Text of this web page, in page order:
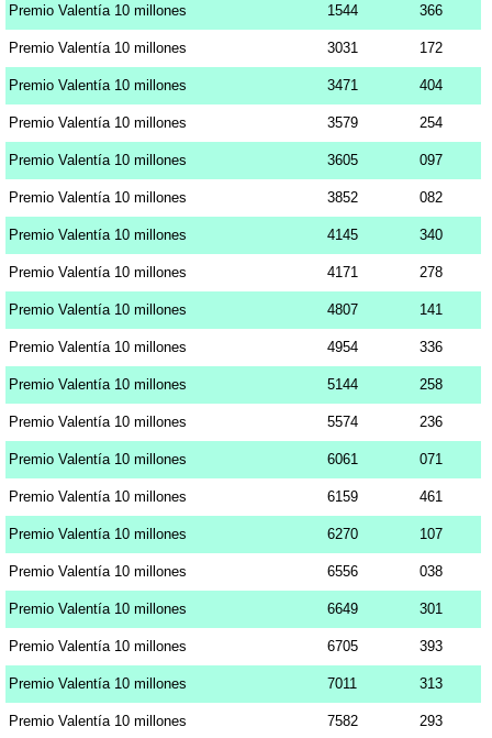
Premio Valentía 10 millones 1544 366
Premio Valentía 10 millones 3031 172
Premio Valentía 10 millones 3471 404
Premio Valentía 10 millones 3579 254
Premio Valentía 10 millones 3605 097
Premio Valentía 10 millones 3852 082
Premio Valentía 10 millones 4145 340
Premio Valentía 10 millones 4171 278
Premio Valentía 10 millones 4807 141
Premio Valentía 10 millones 4954 336
Premio Valentía 10 millones 5144 258
Premio Valentía 10 millones 5574 236
Premio Valentía 10 millones 6061 071
Premio Valentía 10 millones 6159 461
Premio Valentía 10 millones 6270 107
Premio Valentía 10 millones 6556 038
Premio Valentía 10 millones 6649 301
Premio Valentía 10 millones 6705 393
Premio Valentía 10 millones 7011 313
Premio Valentía 10 millones 7582 293